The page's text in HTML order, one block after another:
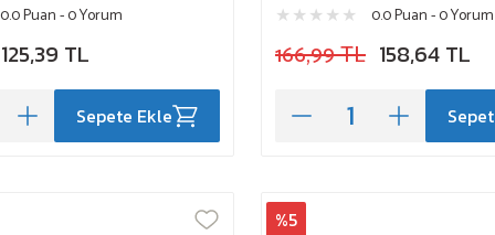
0.0 Puan - 0 Yorum
125,39 TL
Sepete Ekle
0.0 Puan - 0 Yorum
166,99 TL 158,64 TL
%5